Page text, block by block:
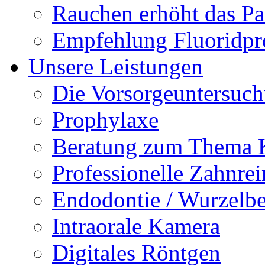
Rauchen erhöht das
Empfehlung
Unsere Leistungen
Die
Prophylaxe
Beratung zum Thema
Professionelle
Endodontie /
Intraorale Kamera
Digitales Röntgen